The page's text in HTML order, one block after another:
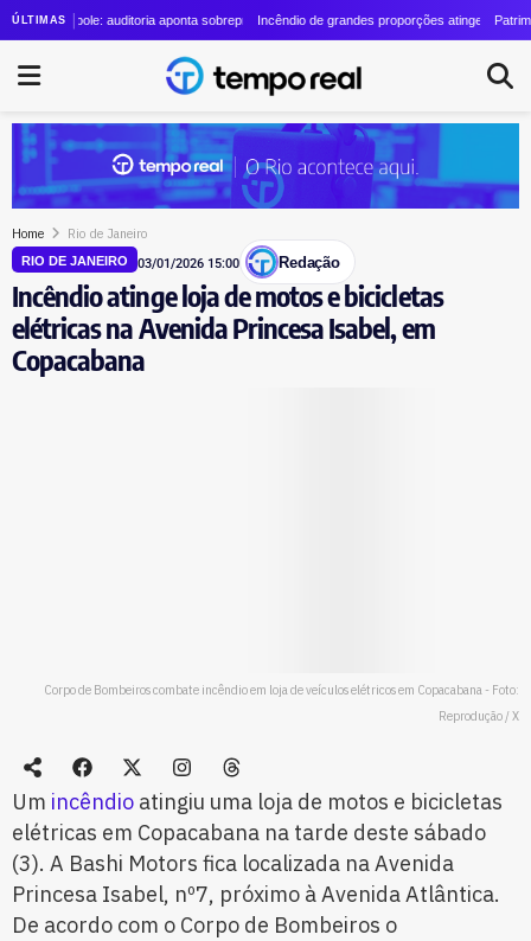
ÚLTIMAS
cresce quase 24 vezes em quatro anos
auditoria aponta sobrepreço de R$ 20 milhões em contrato de R$ 56 milhões
Incêndio de grandes proporções atinge o Parque
Patrimônio de
Home Rio de Janeiro
RIO DE JANEIRO 03/01/2026 15:00 Redação
Incêndio atinge loja de motos e bicicletas
elétricas na Avenida Princesa Isabel, em
Copacabana
Corpo de Bombeiros combate incêndio em loja de veículos elétricos em Copacabana - Foto:
Reprodução / X
Um incêndio atingiu uma loja de motos e bicicletas
elétricas em Copacabana na tarde deste sábado
(3). A Bashi Motors fica localizada na Avenida
Princesa Isabel, nº7, próximo à Avenida Atlântica.
De acordo com o Corpo de Bombeiros o